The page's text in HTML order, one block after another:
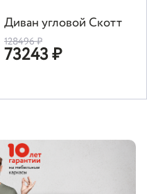
Диван угловой Скотт
128496₽
73243₽